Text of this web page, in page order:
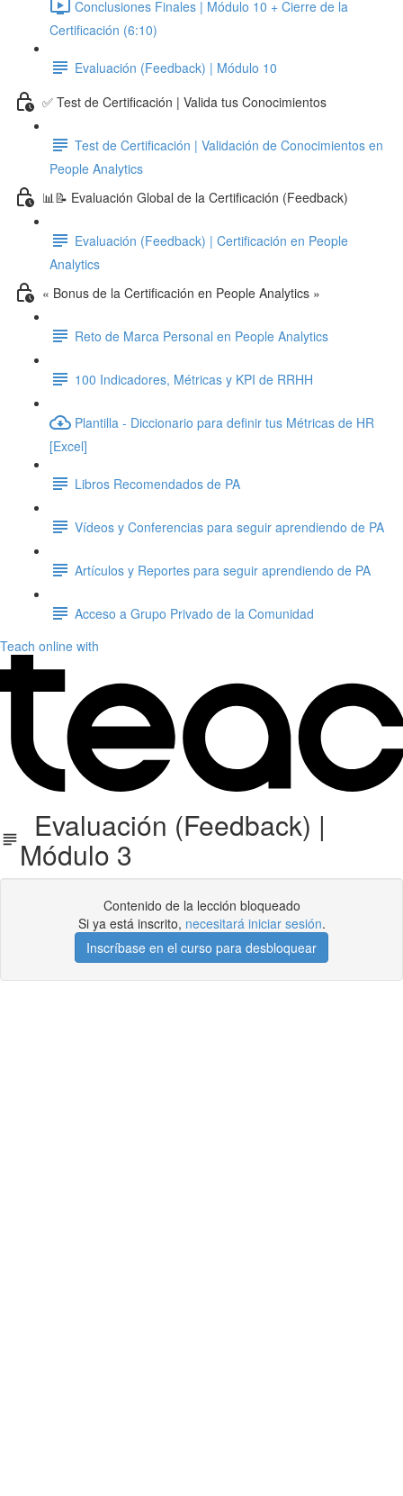
Conclusiones Finales | Módulo 10 + Cierre de la
Certificación (6:10)
Evaluación (Feedback) | Módulo 10
✅ Test de Certificación | Valida tus Conocimientos
Test de Certificación | Validación de Conocimientos en
People Analytics
📊📝 Evaluación Global de la Certificación (Feedback)
Evaluación (Feedback) | Certificación en People
Analytics
« Bonus de la Certificación en People Analytics »
Reto de Marca Personal en People Analytics
100 Indicadores, Métricas y KPI de RRHH
Plantilla - Diccionario para definir tus Métricas de HR
[Excel]
Libros Recomendados de PA
Vídeos y Conferencias para seguir aprendiendo de PA
Artículos y Reportes para seguir aprendiendo de PA
Acceso a Grupo Privado de la Comunidad
Teach online with
Evaluación (Feedback) |
Módulo 3
Contenido de la lección bloqueado
Si ya está inscrito, necesitará iniciar sesión.
Inscríbase en el curso para desbloquear